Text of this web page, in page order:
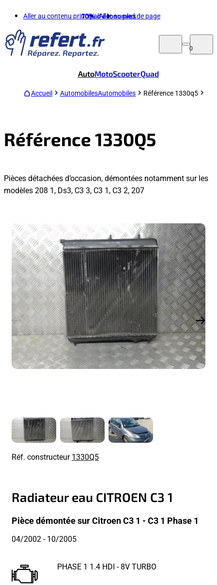
Aller au contenu principalAller au pied de page
70%d'économies
0
AutoMotoScooterQuad
Accueil AutomobilesAutomobiles Référence 1330q5
Référence 1330Q5
Pièces détachées d’occasion, démontées notamment sur les
modèles 208 1, Ds3, C3 3, C3 1, C3 2, 207
Réf. constructeur1330Q5
Radiateur eau CITROEN C3 1
Pièce démontée sur Citroen C3 1 - C3 1 Phase 1
04/2002 - 10/2005
PHASE 1 1.4 HDI - 8V TURBO